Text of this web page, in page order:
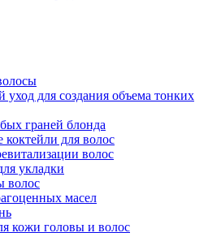
для создания объема тонких
граней блонда
для волос
волос
укладки
волос
масел
кожи головы и волос